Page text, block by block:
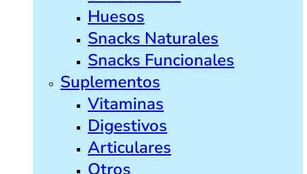
Huesos
Snacks Naturales
Snacks Funcionales
Suplementos
Vitaminas
Digestivos
Articulares
Otros